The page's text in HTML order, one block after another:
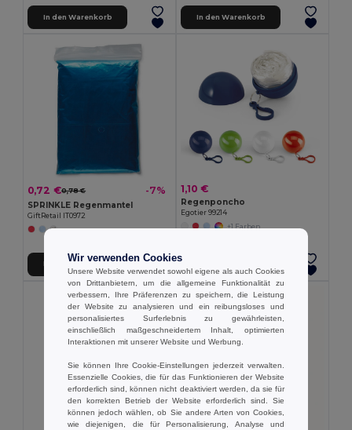
In den Warenkorb In den Warenkorb
0,72 €0,78 € -7%
SPRINKLE Regenmantel
GiftRetail IT0972
In den Warenkorb
1,10 €
Regenponcho
Egotier 99214
+1 Farben
Wir verwenden Cookies
Unsere Website verwendet sowohl eigene als auch Cookies
von Drittanbietern, um die allgemeine Funktionalität zu
verbessern, Ihre Präferenzen zu speichern, die Leistung
der Website zu analysieren und ein reibungsloses und
personalisiertes Surferlebnis zu gewährleisten,
einschließlich maßgeschneidertem Inhalt, optimierten
Interaktionen mit unserer Website und Werbung.
Sie können Ihre Cookie-Einstellungen jederzeit verwalten.
Essenzielle Cookies, die für das Funktionieren der Website
erforderlich sind, können nicht deaktiviert werden, da sie für
den korrekten Betrieb der Website erforderlich sind. Sie
können jedoch wählen, ob Sie andere Arten von Cookies,
wie diejenigen, die für Personalisierung, Analyse und